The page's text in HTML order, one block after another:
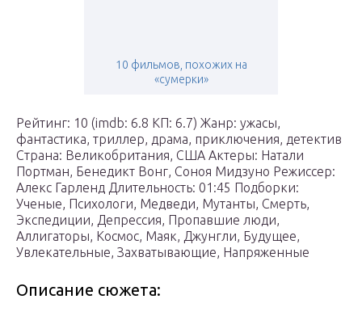
10 фильмов, похожих на
«сумерки»
Рейтинг: 10 (imdb: 6.8 КП: 6.7) Жанр: ужасы,
фантастика, триллер, драма, приключения, детектив
Страна: Великобритания, США Актеры: Натали
Портман, Бенедикт Вонг, Соноя Мидзуно Режиссер:
Алекс Гарленд Длительность: 01:45 Подборки:
Ученые, Психологи, Медведи, Мутанты, Смерть,
Экспедиции, Депрессия, Пропавшие люди,
Аллигаторы, Космос, Маяк, Джунгли, Будущее,
Увлекательные, Захватывающие, Напряженные
Описание сюжета: